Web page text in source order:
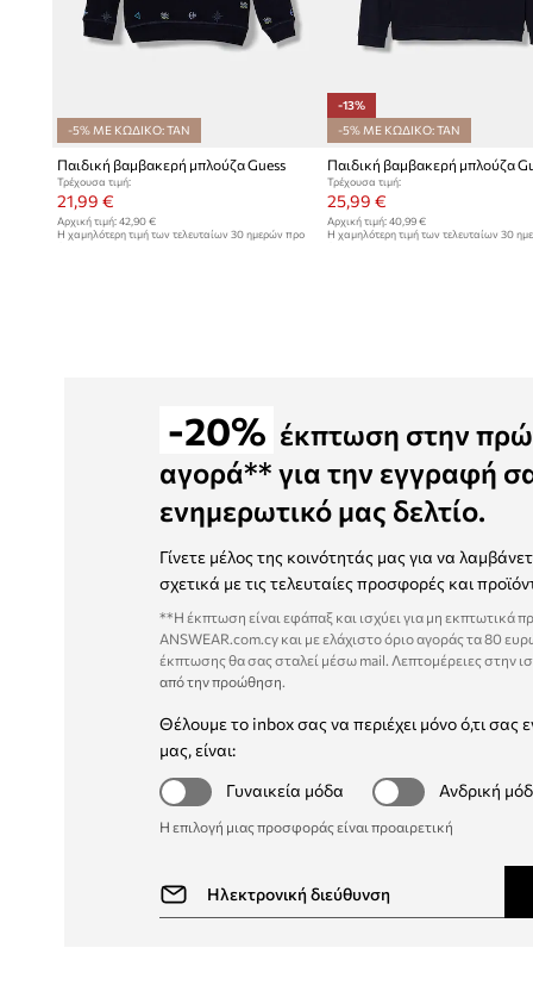
-5% ΜΕ ΚΩΔΙΚΟ: TAN
Παιδική βαμβακερή μπλούζα Guess
Τρέχουσα τιμή:
21,99 €
Αρχική τιμή: 42,90 €
Η χαμηλότερη τιμή των τελευταίων 30 ημερών προ
-13%
-5% ΜΕ ΚΩΔΙΚΟ: TAN
Παιδική βαμβακερή μπλούζα
Τρέχουσα τιμή:
25,99 €
Αρχική τιμή:40,99 €
Η χαμηλότερη τιμή των τελευταίων 30
-20% έκπτωση στην
αγορά** για την εγγραφή
ενημερωτικό μας δελτίο.
Γίνετε μέλος της κοινότητάς μας για να
σχετικά με τις τελευταίες προσφορές και
**Η έκπτωση είναι εφάπαξ και ισχύει για μη εκπτωτικά
ANSWEAR.com.cy και με ελάχιστο όριο αγοράς τα 80
έκπτωσης θα σας σταλεί μέσω mail. Λεπτομέρειες στην
από την προώθηση
Θέλουμε το inbox σας να περιέχει μόνο ό,τι σας
μας, είναι:
Γυναικεία μόδα
Ανδρική
Η επιλογή μιας προσφοράς είναι προαιρετική